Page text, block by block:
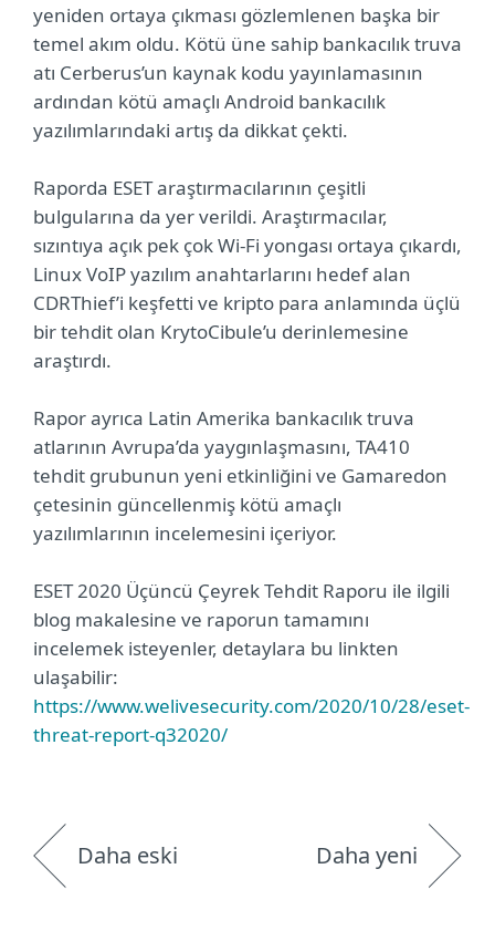
yeniden ortaya çıkması gözlemlenen başka bir
temel akım oldu. Kötü üne sahip bankacılık truva
atı Cerberus’un kaynak kodu yayınlamasının
ardından kötü amaçlı Android bankacılık
yazılımlarındaki artış da dikkat çekti.
Raporda ESET araştırmacılarının çeşitli
bulgularına da yer verildi. Araştırmacılar,
sızıntıya açık pek çok Wi-Fi yongası ortaya çıkardı,
Linux VoIP yazılım anahtarlarını hedef alan
CDRThief’i keşfetti ve kripto para anlamında üçlü
bir tehdit olan KrytoCibule’u derinlemesine
araştırdı.
Rapor ayrıca Latin Amerika bankacılık truva
atlarının Avrupa’da yaygınlaşmasını, TA410
tehdit grubunun yeni etkinliğini ve Gamaredon
çetesinin güncellenmiş kötü amaçlı
yazılımlarının incelemesini içeriyor.
ESET 2020 Üçüncü Çeyrek Tehdit Raporu ile ilgili
blog makalesine ve raporun tamamını
incelemek isteyenler, detaylara bu linkten
ulaşabilir:
https://www.welivesecurity.com/2020/10/28/eset-
threat-report-q32020/
Daha eski Daha yeni